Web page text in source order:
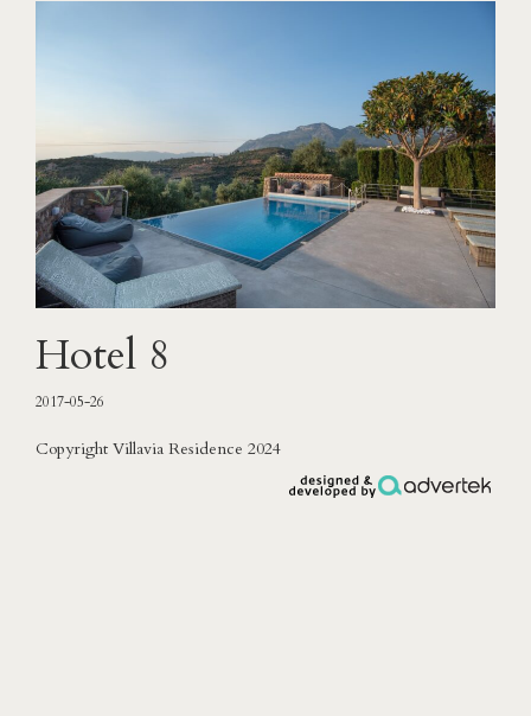
Hotel 8
2017-05-26
Copyright Villavia Residence 2024